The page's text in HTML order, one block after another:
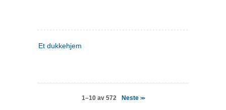
Et dukkehjem
1–10 av 572 Neste >>